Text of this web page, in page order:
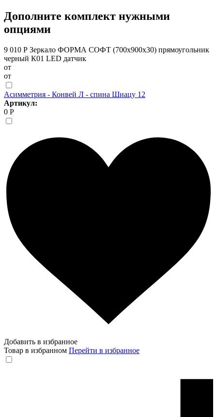
Дополните комплект нужными
опциями
9 010 Р Зеркало ФОРМА СОФТ (700х900х30) прямоугольник
черный К01 LED датчик
от
от
Асимметрия - Конвей Л - спина Шиацу 12
Артикул:
0 Р
Добавить в избранное
Товар в избранном Перейти в избранное